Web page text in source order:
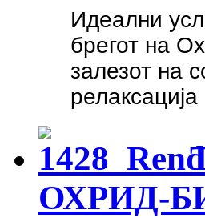
Идеални
брегот на
залезот на
ОХРИД-